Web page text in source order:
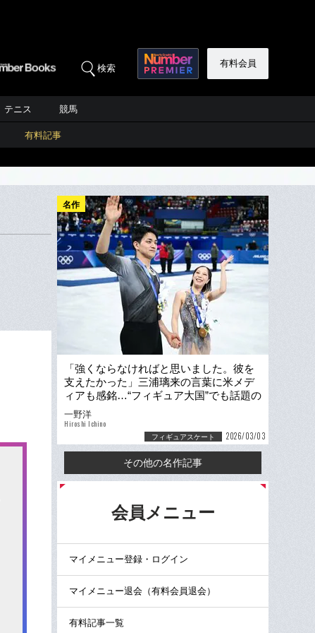
検索 有料会員
テニス 競馬
有料記事
名作
「強くならなければと思いました。彼を
支えたかった」三浦璃来の言葉に米メデ
ィアも感銘…“フィギュア大国”でも話題の
りくりゅうペア「本当の強さ」
一野洋
Hiroshi Ichino
フィギュアスケート 2026/03/03
その他の名作記事
会員メニュー
マイメニュー登録・ログイン
マイメニュー退会（有料会員退会）
有料記事一覧